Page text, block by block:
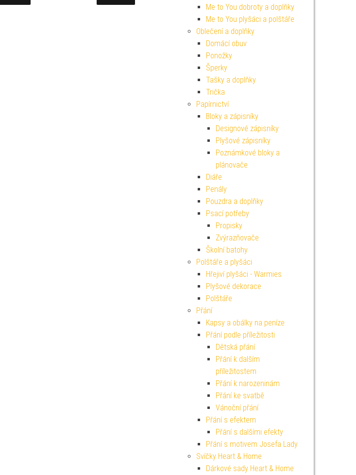
Me to You dobroty a doplňky
Me to You plyšáci a polštáře
Oblečení a doplňky
Domácí obuv
Ponožky
Šperky
Tašky a doplňky
Trička
Papírnictví
Bloky a zápisníky
Designové zápisníky
Plyšové zápisníky
Poznámkové bloky a
plánovače
Diáře
Penály
Pouzdra a doplňky
Psací potřeby
Propisky
Zvýrazňovače
Školní batohy
Polštáře a plyšáci
Hřejiví plyšáci - Warmies
Plyšové dekorace
Polštáře
Přání
Kapsy a obálky na peníze
Přání podle příležitosti
Dětská přání
Přání k dalším
příležitostem
Přání k narozeninám
Přání ke svatbě
Vánoční přání
Přání s efektem
Přání s dalšími efekty
Přání s motivem Josefa Lady
Svíčky Heart & Home
Dárkové sady Heart & Home